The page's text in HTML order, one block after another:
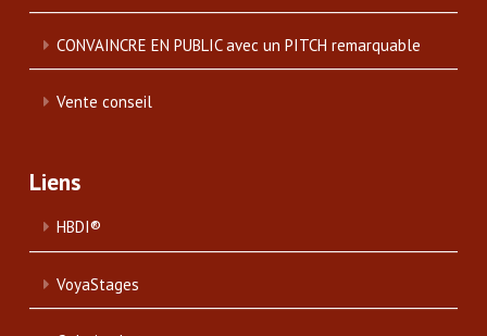
CONVAINCRE EN PUBLIC avec un PITCH remarquable
Vente conseil
Liens
HBDI®
VoyaStages